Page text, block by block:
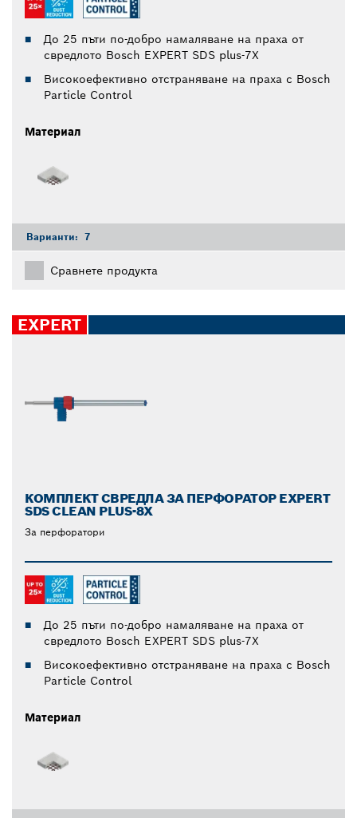
До 25 пъти по-добро намаляване на праха от
свредлото Bosch EXPERT SDS plus-7X
Високоефективно отстраняване на праха с Bosch
Particle Control
Материал
Варианти: 7
Сравнете продукта
EXPERT
КОМПЛЕКТ СВРЕДЛА ЗА ПЕРФОРАТОР EXPERT
SDS CLEAN PLUS-8X
За перфоратори
До 25 пъти по-добро намаляване на праха от
свредлото Bosch EXPERT SDS plus-7X
Високоефективно отстраняване на праха с Bosch
Particle Control
Материал